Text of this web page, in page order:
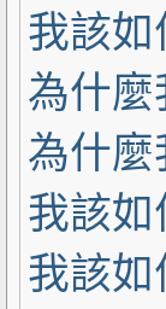
我該如
為什
為什
我該
我該